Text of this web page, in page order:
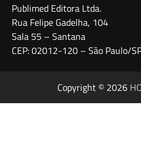
Publimed Editora Ltda.
Rua Felipe Gadelha, 104
Sala 55 – Santana
CEP: 02012-120 – São Paulo/
Copyright © 2026